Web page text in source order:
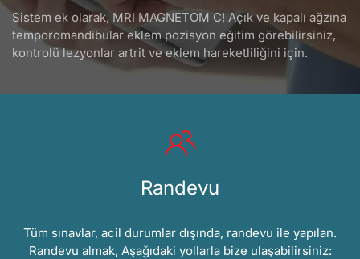
Sistem ek olarak, MRI MAGNETOM C! Açık ve kapalı ağzına
temporomandibular eklem pozisyon eğitim görebilirsiniz,
kontrolü lezyonlar artrit ve eklem hareketliliğini için.
Randevu
Tüm sınavlar, acil durumlar dışında, randevu ile yapılan.
Randevu almak, Aşağıdaki yollarla bize ulaşabilirsiniz: